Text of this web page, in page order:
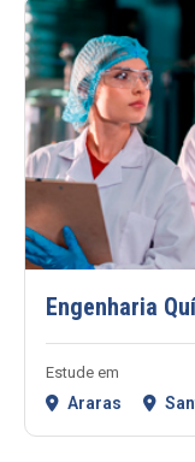
Engenharia
Estude em
Araras